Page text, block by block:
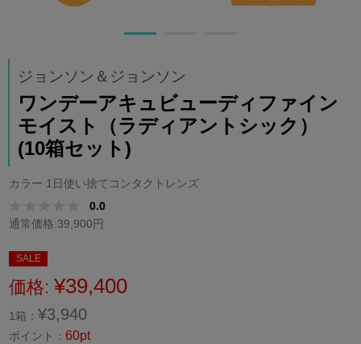
ジョンソン＆ジョンソン
ワンデーアキュビューディファイン
モイスト（ラディアントシック）
(10箱セット)
カラー 1日使い捨てコンタクトレンズ
0.0
通常価格:39,900円
SALE
価格: ¥39,400
1箱： ¥3,940
ポイント： 60pt